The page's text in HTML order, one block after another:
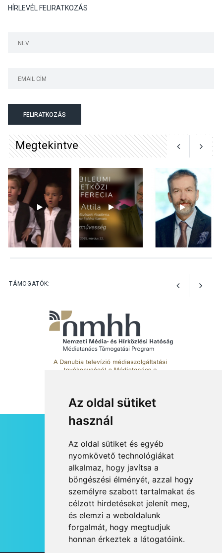
Az oldal sütiket
használ
Az oldal sütiket és egyéb
nyomkövető technológiákat
alkalmaz, hogy javítsa a
böngészési élményét, azzal hogy
személyre szabott tartalmakat és
célzott hirdetéseket jelenít meg,
és elemzi a weboldalunk
forgalmát, hogy megtudjuk
honnan érkeztek a látogatóink.
Szeptembertől emelkednek
gyümölcsök
Bogdányban programokkal
teli búcsúhétvége lesz
2026 AUG 04
HÍRLEVÉL FELIRATKOZÁS
FELIRATKOZÁS
Megtekintve
TÁMOGATÓK:
RSS
JOGI NYILATKOZAT
KAPCSOLAT
OLDALTÉRKÉP
IMPRESSZUM
HÍR BEKÜLDÉSE